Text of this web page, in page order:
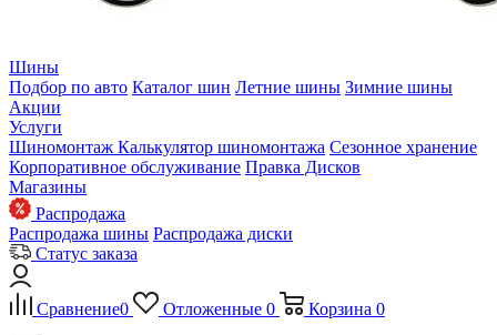
Шины
Подбор по авто Каталог шин Летние шины Зимние шины
Акции
Услуги
Шиномонтаж Калькулятор шиномонтажа Сезонное хранение
Корпоративное обслуживание Правка Дисков
Магазины
Распродажа
Распродажа шины Распродажа диски
Статус заказа
Сравнение0 Отложенные 0 Корзина 0